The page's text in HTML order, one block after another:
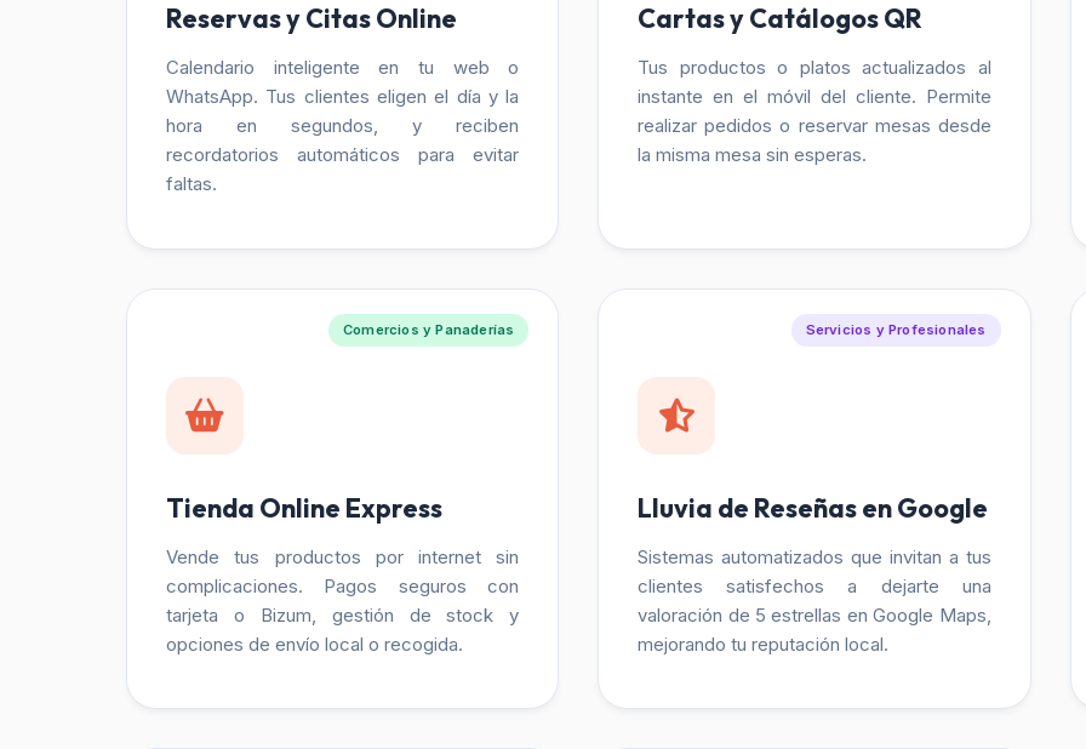
Reservas y Citas Online
Calendario inteligente en tu web o
WhatsApp. Tus clientes eligen el día y la
hora en segundos, y reciben
recordatorios automáticos para evitar
faltas.
Cartas y Catálogos QR
Tus productos o platos actualizados al
instante en el móvil del cliente. Permite
realizar pedidos o reservar mesas desde
la misma mesa sin esperas.
Comercios y Panaderías
Tienda Online Express
Vende tus productos por internet sin
complicaciones. Pagos seguros con
tarjeta o Bizum, gestión de stock y
opciones de envío local o recogida.
Servicios y Profesionales
Lluvia de Reseñas en Google
Sistemas automatizados que invitan a tus
clientes satisfechos a dejarte una
valoración de 5 estrellas en Google Maps,
mejorando tu reputación local.